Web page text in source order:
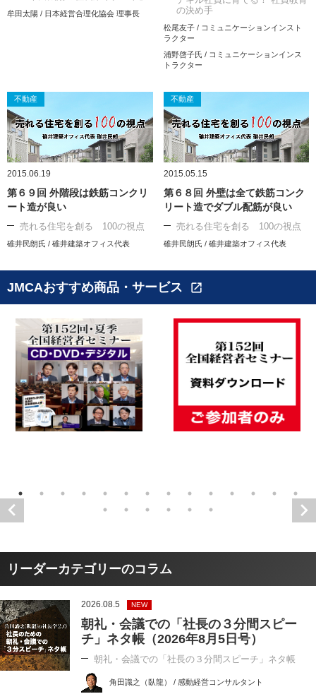
牟田太陽 / 日本経営合理化協会 理事長
の決め手
松尾友子 / コミュニケーションインスト
ラクター
浦野啓子氏 / コミュニケーションインス
トラクター
不動産
2015.06.19
第６９回 外階段は鉄筋コンクリ
ート造が良い
売れる住宅を創る 100の視点
碓井民朗氏 / 碓井建築オフィス代表
不動産
2015.05.15
第６８回 外壁は全て鉄筋コンク
リート造でダブル配筋が良い
売れる住宅を創る 100の視点
碓井民朗氏 / 碓井建築オフィス代表
JMCAおすすめ商品・サービス open_in_new
リーダーカテゴリーのコラム
2026.08.5 NEW
朝礼・会議での「社長の３分間スピー
チ」ネタ帳（2026年8月5日号）
朝礼・会議での「社長の３分間スピーチ」ネタ帳
角田識之（臥龍） / 感動経営コンサルタント